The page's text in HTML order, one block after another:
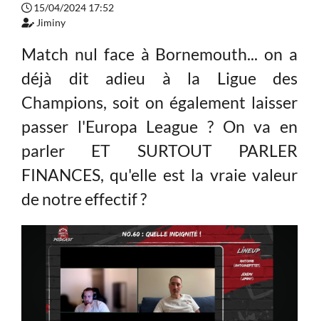
15/04/2024 17:52
Jiminy
Match nul face à Bornemouth... on a
déjà dit adieu à la Ligue des
Champions, soit on également laisser
passer l'Europa League ? On va en
parler ET SURTOUT PARLER
FINANCES, qu'elle est la vraie valeur
de notre effectif ?